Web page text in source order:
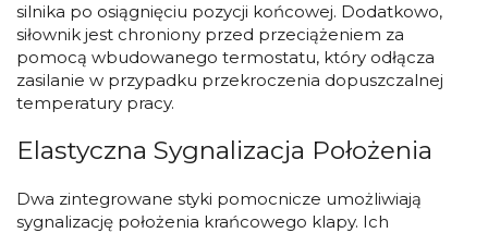
silnika po osiągnięciu pozycji końcowej. Dodatkowo,
siłownik jest chroniony przed przeciążeniem za
pomocą wbudowanego termostatu, który odłącza
zasilanie w przypadku przekroczenia dopuszczalnej
temperatury pracy.
Elastyczna Sygnalizacja Położenia
Dwa zintegrowane styki pomocnicze umożliwiają
sygnalizację położenia krańcowego klapy. Ich